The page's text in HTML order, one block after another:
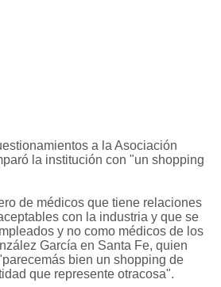
a la Asociación
la institución con "un shopping
de médicos que tiene relaciones
con la industria y que se
y no como médicos de los
García en Santa Fe, quien
bien un shopping de
que represente otracosa".